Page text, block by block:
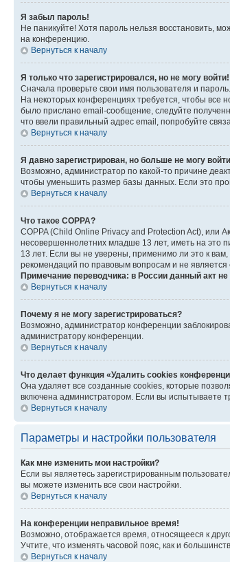
Я забыл пароль!
Не паникуйте! Хотя пароль нельзя восстановить,
на конференцию.
Вернуться к началу
Я только что зарегистрировался, но не могу войти!
Сначала проверьте свои имя пользователя и
На некоторых конференциях требуется, чтобы все
было прислано email-сообщение, следуйте
что ввели правильный адрес email, попробуйте
Вернуться к началу
Я давно зарегистрирован, но больше не могу
Возможно, администратор по какой-то причине
чтобы уменьшить размер базы данных. Если это
Вернуться к началу
Что такое COPPA?
COPPA (Child Online Privacy and Protection Act), или
несовершеннолетних младше 13 лет, иметь на это
13 лет. Если вы не уверены, применимо ли это к
рекомендаций по правовым вопросам и не
Примечание переводчика: в России данный акт
Вернуться к началу
Почему я не могу зарегистрироваться?
Возможно, администратор конференции
администратору конференции.
Вернуться к началу
Что делает функция «Удалить cookies
Она удаляет все созданные cookies, которые
включена администратором. Если вы испытываете
Вернуться к началу
Параметры и настройки пользователя
Как мне изменить мои настройки?
Если вы являетесь зарегистрированным
вы можете изменить все свои настройки.
Вернуться к началу
На конференции неправильное время!
Возможно, отображается время, относящееся к
Учтите, что изменять часовой пояс, как и
Вернуться к началу